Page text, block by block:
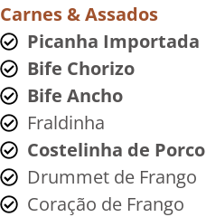
Carnes & Assados
Picanha Importada
Bife Chorizo
Bife Ancho
Fraldinha
Costelinha de Porco
Drummet de Frango
Coração de Frango